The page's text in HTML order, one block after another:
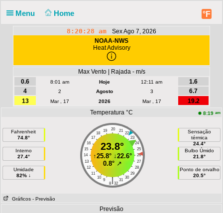
Menu Home °F
8:20:29 am
Sex Ago 7, 2026
NOAA-NWS
Heat Advisory
Max Vento | Rajada - m/s
0.6
8:01 am Hoje 12:11 am
1.6
4
2 Agosto 3
6.7
13
Mar , 17 2026 Mar , 17
19.2
Temperatura °C
8:19 am
Fahrenheit
74.8°
Interno
27.4°
Umidade
82% ↓
20
19 21
18
22
17
23
16
24
15
25
14
26
13
27
12
28
11
29
10
30
9 31
|
8 32
23.8°
↑25.8°↓22.6°
0.8°↗
Sensação
térmica
24.4°
Bulbo Úmido
21.8°
Ponto de orvalho
20.5°
Gráficos - Previsão
Previsão